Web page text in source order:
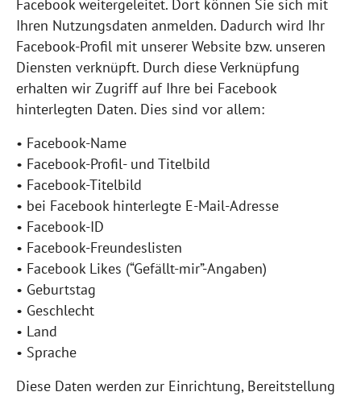
Facebook weitergeleitet. Dort können Sie sich mit
Ihren Nutzungsdaten anmelden. Dadurch wird Ihr
Facebook-Profil mit unserer Website bzw. unseren
Diensten verknüpft. Durch diese Verknüpfung
erhalten wir Zugriff auf Ihre bei Facebook
hinterlegten Daten. Dies sind vor allem:
• Facebook-Name
• Facebook-Profil- und Titelbild
• Facebook-Titelbild
• bei Facebook hinterlegte E-Mail-Adresse
• Facebook-ID
• Facebook-Freundeslisten
• Facebook Likes (“Gefällt-mir”-Angaben)
• Geburtstag
• Geschlecht
• Land
• Sprache
Diese Daten werden zur Einrichtung, Bereitstellung